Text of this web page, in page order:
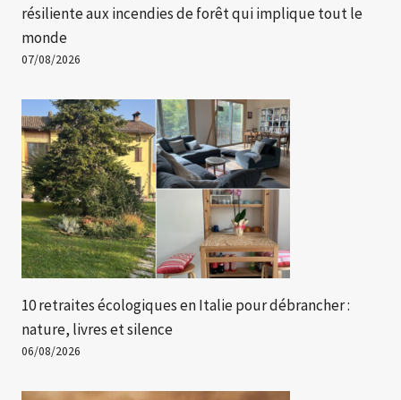
résiliente aux incendies de forêt qui implique tout le
monde
07/08/2026
10 retraites écologiques en Italie pour débrancher :
nature, livres et silence
06/08/2026